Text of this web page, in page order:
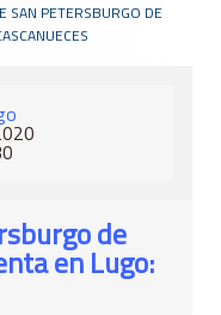
SAN PETERSBURGO DE
de
en Lugo: